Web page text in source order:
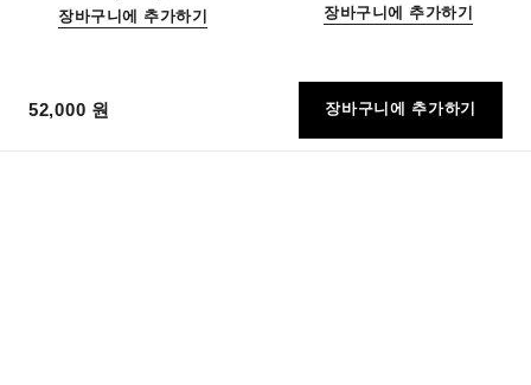
장바구니에 추가하기 장바구니에 추가하기
52,000 원 장바구니에 추가하기